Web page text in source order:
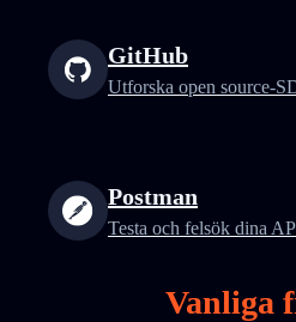
GitHub
Utforska open source-
Postman
Testa och felsök dina
Vanliga